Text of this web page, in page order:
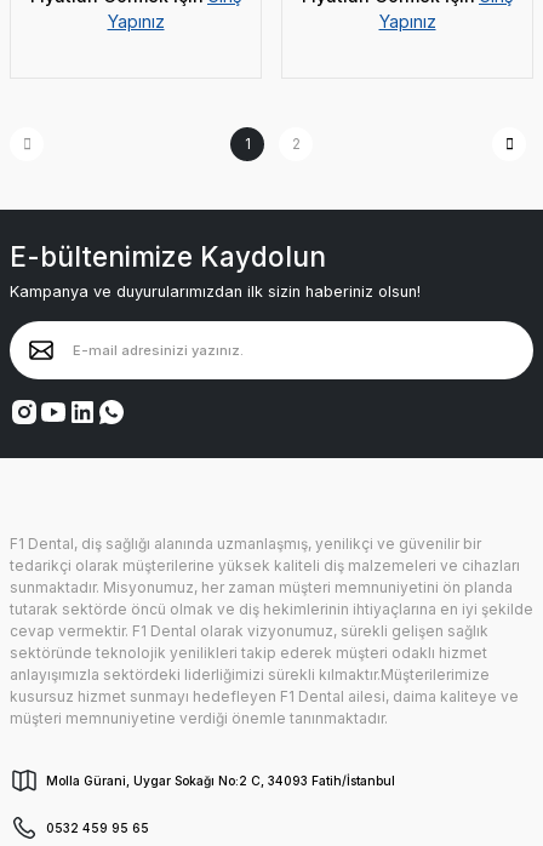
Yapınız
Yapınız
1 2
E-bültenimize Kaydolun
Kampanya ve duyurularımızdan ilk sizin haberiniz olsun!
F1 Dental, diş sağlığı alanında uzmanlaşmış, yenilikçi ve güvenilir bir
tedarikçi olarak müşterilerine yüksek kaliteli diş malzemeleri ve cihazları
sunmaktadır. Misyonumuz, her zaman müşteri memnuniyetini ön planda
tutarak sektörde öncü olmak ve diş hekimlerinin ihtiyaçlarına en iyi şekilde
cevap vermektir. F1 Dental olarak vizyonumuz, sürekli gelişen sağlık
sektöründe teknolojik yenilikleri takip ederek müşteri odaklı hizmet
anlayışımızla sektördeki liderliğimizi sürekli kılmaktır.Müşterilerimize
kusursuz hizmet sunmayı hedefleyen F1 Dental ailesi, daima kaliteye ve
müşteri memnuniyetine verdiği önemle tanınmaktadır.
Molla Gürani, Uygar Sokağı No:2 C, 34093 Fatih/İstanbul
0532 459 95 65